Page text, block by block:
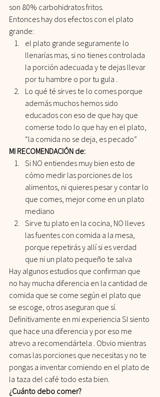
son 80% carbohidratos fritos.
Entonces hay dos efectos con el plato
grande:
el plato grande seguramente lo
llenarías mas, si no tienes controlada
la porción adecuada y te dejas llevar
por tu hambre o por tu gula .
Lo qué té sirves te lo comes porque
además muchos hemos sido
educados con eso de que hay que
comerse todo lo que hay en el plato,
“la comida no se deja, es pecado”
MI RECOMENDACIÓN de:
Si NO entiendes muy bien esto de
cómo medir las porciones de los
alimentos, ni quieres pesar y contar lo
que comes, mejor come en un plato
mediano
Sirve tu plato en la cocina, NO lleves
las fuentes con comida a la mesa,
porque repetirás y allí si es verdad
que ni un plato pequeño te salva
Hay algunos estudios que confirman que
no hay mucha diferencia en la cantidad de
comida que se come según el plato que
se escoge, otros aseguran que sí.
Definitivamente en mi experiencia SI siento
que hace una diferencia y por eso me
atrevo a recomendártela . Obvio mientras
comas las porciones que necesitas y no te
pongas a inventar comiendo en el plato de
la taza del café todo esta bien.
¿Cuánto debo comer?